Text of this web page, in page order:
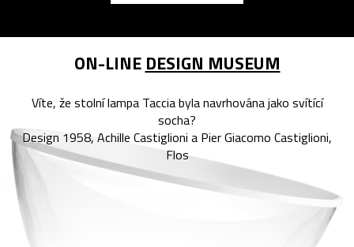
ON-LINE DESIGN MUSEUM
Víte, že stolní lampa Taccia byla navrhována jako svítící
socha?
Design 1958, Achille Castiglioni a Pier Giacomo Castiglioni,
Flos